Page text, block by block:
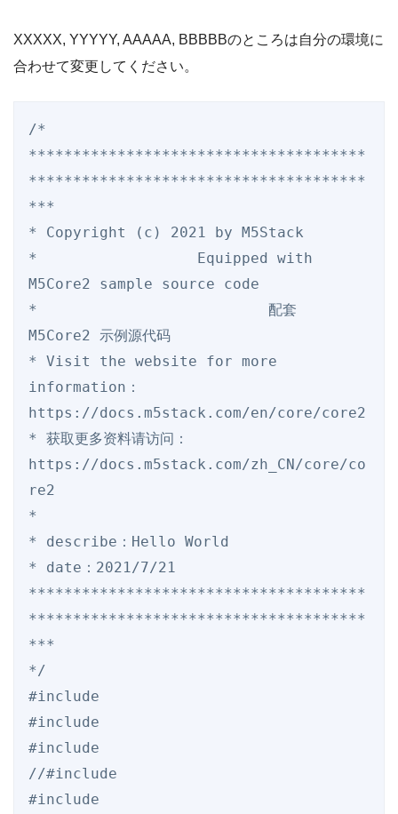
XXXXX, YYYYY, AAAAA, BBBBBのところは自分の環境に
合わせて変更してください。
/*
**************************************
**************************************
***
* Copyright (c) 2021 by M5Stack
*                  Equipped with
M5Core2 sample source code
*                          配套
M5Core2 示例源代码
* Visit the website for more
information：
https://docs.m5stack.com/en/core/core2
* 获取更多资料请访问：
https://docs.m5stack.com/zh_CN/core/co
re2
*
* describe：Hello World
* date：2021/7/21
**************************************
**************************************
***
*/
#include
#include
#include
//#include
#include